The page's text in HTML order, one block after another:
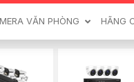
VĂN PHÒNG HÃNG